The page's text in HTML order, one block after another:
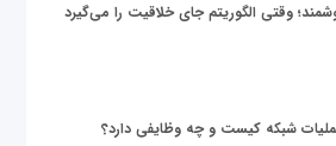
وقتی الگوریتم جای خلاقیت را می‌گیرد
شبکه کیست و چه وظایفی دارد؟